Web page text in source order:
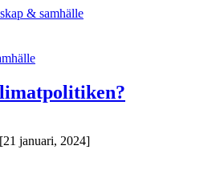
[21 januari, 2024]